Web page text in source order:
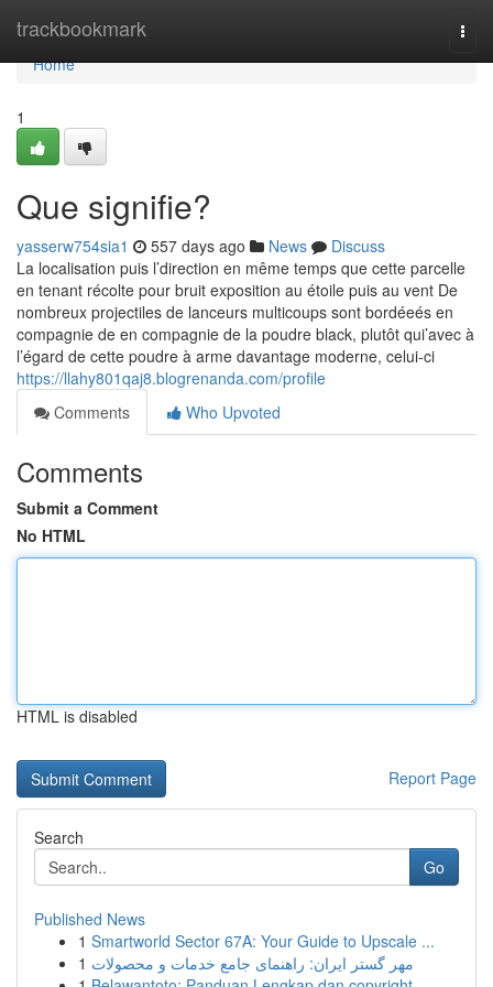
trackbookmark
Home
Home
1
Que signifie?
yasserw754sia1 557 days ago News
Discuss
La localisation puis l’direction en même temps que cette parcelle
en tenant récolte pour bruit exposition au étoile puis au vent De
nombreux projectiles de lanceurs multicoups sont bordéeés en
compagnie de en compagnie de la poudre black, plutôt qui’avec à
l’égard de cette poudre à arme davantage moderne, celui-ci
https://llahy801qaj8.blogrenanda.com/profile
Comments
Who Upvoted
Comments
Submit a Comment
No HTML
HTML is disabled
Report Page
Search
Go
Published News
1 Smartworld Sector 67A: Your Guide to Upscale ...
1 مهر گستر ایران: راهنمای جامع خدمات و محصولات